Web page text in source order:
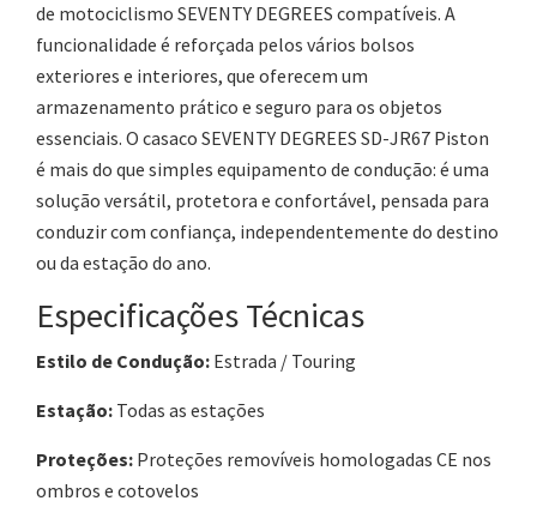
de motociclismo SEVENTY DEGREES compatíveis. A
funcionalidade é reforçada pelos vários bolsos
exteriores e interiores, que oferecem um
armazenamento prático e seguro para os objetos
essenciais. O casaco SEVENTY DEGREES SD-JR67 Piston
é mais do que simples equipamento de condução: é uma
solução versátil, protetora e confortável, pensada para
conduzir com confiança, independentemente do destino
ou da estação do ano.
Especificações Técnicas
Estilo de Condução: Estrada / Touring
Estação: Todas as estações
Proteções: Proteções removíveis homologadas CE nos
ombros e cotovelos